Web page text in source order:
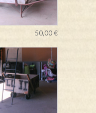
50,00 €